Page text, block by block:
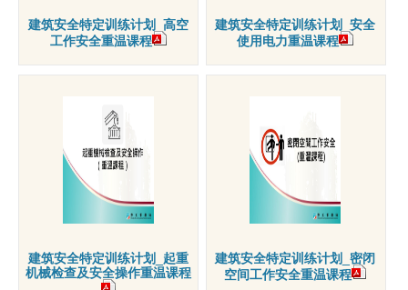
建筑安全特定训练计划_高空
工作安全重温课程
建筑安全特定训练计划_安全
使用电力重温课程
建筑安全特定训练计划_起重
机械检查及安全操作重温课程
建筑安全特定训练计划_密闭
空间工作安全重温课程